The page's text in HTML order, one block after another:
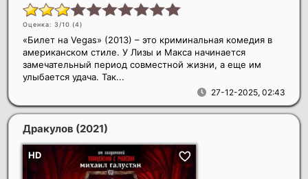
Оценка: 3/10 (4)
27-12-2025, 02:43
«Билет на Vegas» (2013) – это криминальная комедия в
американском стиле. У Лизы и Макса начинается
замечательный период совместной жизни, а еще им
улыбается удача. Так...
Дракулов (2021)